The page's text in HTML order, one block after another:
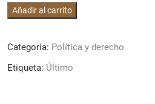
El
en
México
Añadir al carrito
Categoría: Política y derecho
Etiqueta: Último